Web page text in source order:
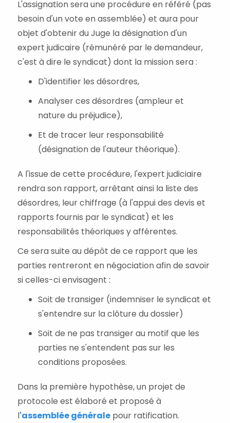
L'assignation sera une procédure en référé (pas
besoin d'un vote en assemblée) et aura pour
objet d'obtenir du Juge la désignation d'un
expert judicaire (rémunéré par le demandeur,
c'est à dire le syndicat) dont la mission sera :
D'identifier les désordres,
Analyser ces désordres (ampleur et
nature du préjudice),
Et de tracer leur responsabilité
(désignation de l'auteur théorique).
A l'issue de cette procédure, l'expert judiciaire
rendra son rapport, arrêtant ainsi la liste des
désordres, leur chiffrage (à l'appui des devis et
rapports fournis par le syndicat) et les
responsabilités théoriques y afférentes.
Ce sera suite au dépôt de ce rapport que les
parties rentreront en négociation afin de savoir
si celles-ci envisagent :
Soit de transiger (indemniser le syndicat et
s'entendre sur la clôture du dossier)
Soit de ne pas transiger au motif que les
parties ne s'entendent pas sur les
conditions proposées.
Dans la première hypothèse, un projet de
protocole est élaboré et proposé à
l'assemblée généralepour ratification.